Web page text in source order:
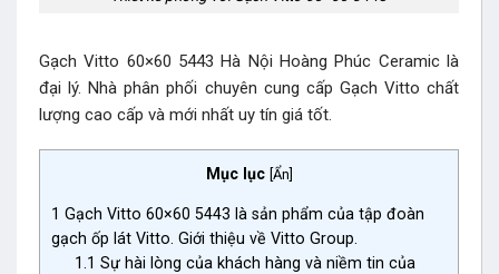
Gạch Vitto 60×60 5443 Hà Nội Hoàng Phúc Ceramic là
đại lý. Nhà phân phối chuyên cung cấp Gạch Vitto chất
lượng cao cấp và mới nhất uy tín giá tốt.
Mục lục Ẩn
1 Gạch Vitto 60×60 5443 là sản phẩm của tập đoàn
gạch ốp lát Vitto. Giới thiệu về Vitto Group.
1.1 Sự hài lòng của khách hàng và niềm tin của